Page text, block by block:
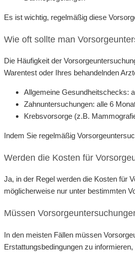
Es ist wichtig, regelmäßig diese
Wie oft sollte man
Die Häufigkeit der
Warentest oder Ihres behandelnden
Allgemeine Gesundheitschecks:
Zahnuntersuchungen: alle 6
Krebsvorsorge (z.B.
Indem Sie regelmäßig
Werden die Kosten für
Ja, in der Regel werden die Kosten für
möglicherweise nur unter bestimmten
Müssen
In den meisten Fällen müssen
Erstattungsbedingungen zu